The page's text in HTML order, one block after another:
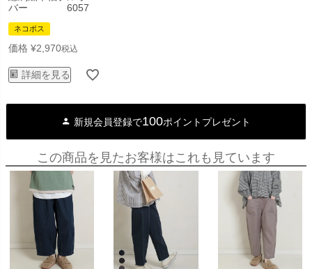
バー 6057
ネコポス
価格 ¥2,970税込
詳細を見る
新規会員登録で100ポイントプレゼント
この商品を見たお客様はこれも見ています